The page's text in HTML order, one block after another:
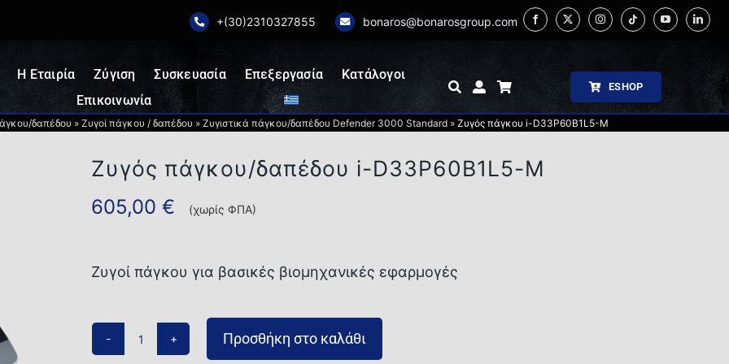
+(30)2310327855 bonaros@bonarosgroup.com
Η Εταιρία Ζύγιση Συσκευασία Επεξεργασία
Κατάλογοι
Επικοινωνία
ESHOP
δαπέδου » Ζυγοί πάγκου / δαπέδου » Ζυγιστικά πάγκου/δαπέδου Defender 3000 Standard» Ζυγός πάγκου i-D33P60B1L5-M
Ζυγός πάγκου/δαπέδου i-D33P60B1L5-M
605,00 € (χωρίς ΦΠΑ)
Ζυγοί πάγκου για βασικές βιομηχανικές εφαρμογές
Προσθήκη στο καλάθι